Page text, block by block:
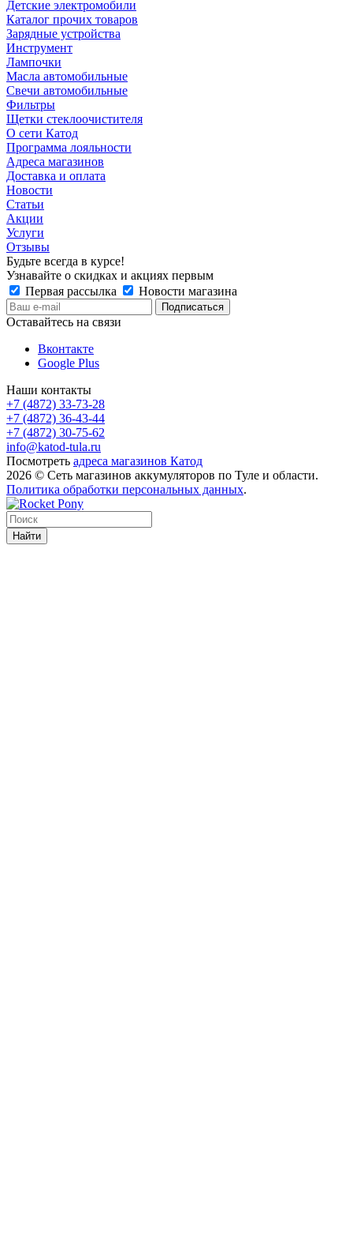
Детские электромобили
Каталог прочих товаров
Зарядные устройства
Инструмент
Лампочки
Масла автомобильные
Свечи автомобильные
Фильтры
Щетки стеклоочистителя
О сети Катод
Программа лояльности
Адреса магазинов
Доставка и оплата
Новости
Статьи
Акции
Услуги
Отзывы
Будьте всегда в курсе!
Узнавайте о скидках и акциях первым
Первая рассылка
Новости магазина
Оставайтесь на связи
Вконтакте
Google Plus
Наши контакты
+7 (4872) 33-73-28
+7 (4872) 36-43-44
+7 (4872) 30-75-62
info@katod-tula.ru
Посмотреть адреса магазинов Катод
2026 © Сеть магазинов аккумуляторов по Туле и области.
Политика обработки персональных данных.
Найти